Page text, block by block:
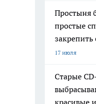
Простыня
простые
закрепить
17 июля
Старые
красивые